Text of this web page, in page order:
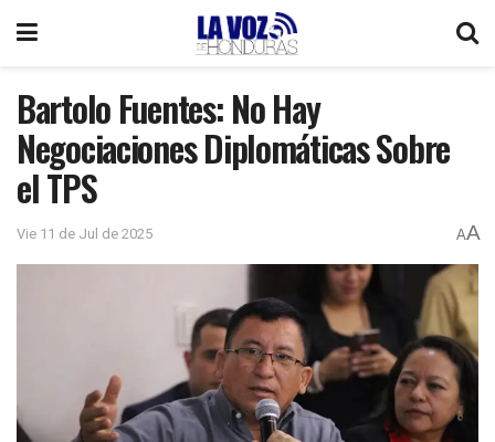
Bartolo Fuentes: No Hay
Negociaciones Diplomáticas Sobre
el TPS
Vie 11 de Jul de 2025 AA